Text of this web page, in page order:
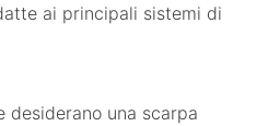
ai principali sistemi di
una scarpa